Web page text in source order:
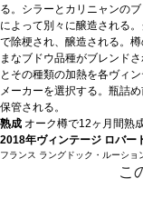
る。シラーとカリニャンの
によって別々に醸造される
で除梗され、醸造される。
まなブドウ品種がブレンド
とその種類の加熱を各ヴィ
メーカーを選択する。瓶詰
保管される。
熟成 オーク樽で12ヶ月間熟
2018年ヴィンテージ ロバー
フランス ラングドック・ルーショ
こ